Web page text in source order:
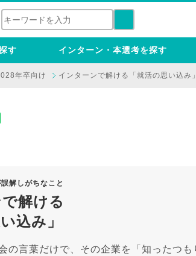
す インターン・本選考を探す
年卒向け インターンで解ける「就活の思い込み」
解しがちなこと
解ける
込み」
の言葉だけで、その企業を「知ったつ